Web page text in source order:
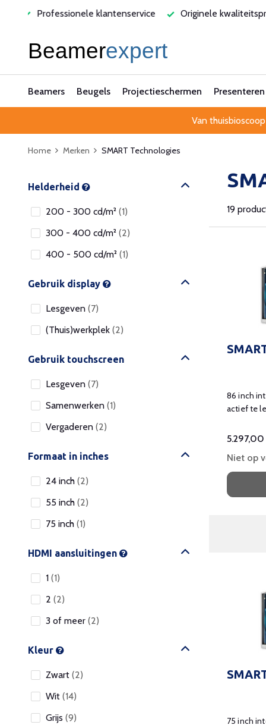
Originele kwaliteitsproducten Laagste
Beamers Beugels Projectieschermen Presenteren
Van
Home Merken SMART Technologies
Helderheid
200 - 300 cd/m² (1)
300 - 400 cd/m² (2)
400 - 500 cd/m² (1)
Gebruik display
Lesgeven (7)
(Thuis)werkplek (2)
Gebruik touchscreen
Lesgeven (7)
Samenwerken (1)
Vergaderen (2)
Formaat in inches
24 inch (2)
55 inch (2)
75 inch (1)
HDMI aansluitingen
1 (1)
2 (2)
3 of meer (2)
Kleur
Zwart (2)
Wit (14)
Grijs (9)
19
86 inch
actief te
5.297,00
Niet op
75 inch